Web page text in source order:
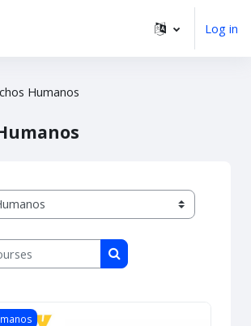
Log in
Humanos
Search courses
Cohorte 2 - Tejiendo redes en el